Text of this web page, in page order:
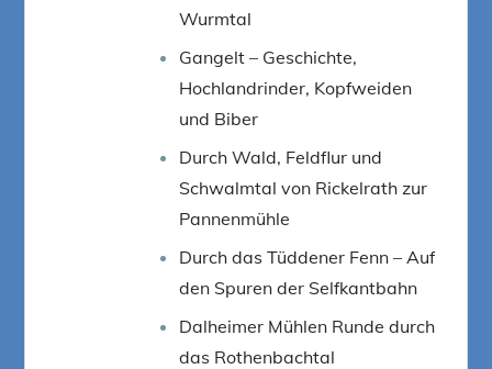
Wurmtal
Gangelt – Geschichte,
Hochlandrinder, Kopfweiden
und Biber
Durch Wald, Feldflur und
Schwalmtal von Rickelrath zur
Pannenmühle
Durch das Tüddener Fenn – Auf
den Spuren der Selfkantbahn
Dalheimer Mühlen Runde durch
das Rothenbachtal